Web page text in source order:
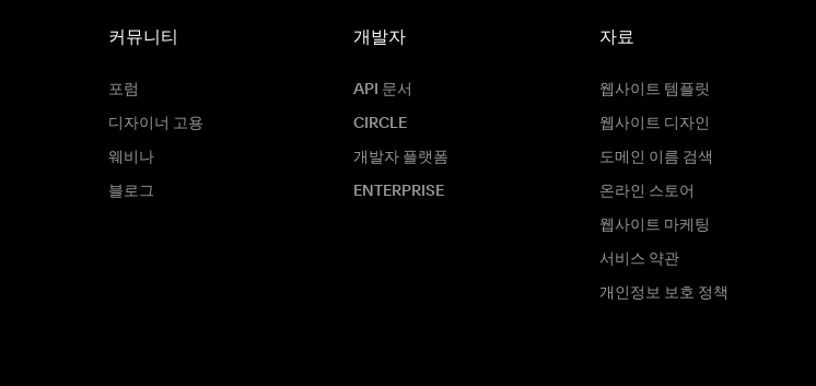
커뮤니티
포럼
디자이너 고용
웨비나
블로그
개발자
API 문서
CIRCLE
개발자 플랫폼
ENTERPRISE
자료
웹사이트 템플릿
웹사이트 디자인
도메인 이름 검색
온라인 스토어
웹사이트 마케팅
서비스 약관
개인정보 보호 정책